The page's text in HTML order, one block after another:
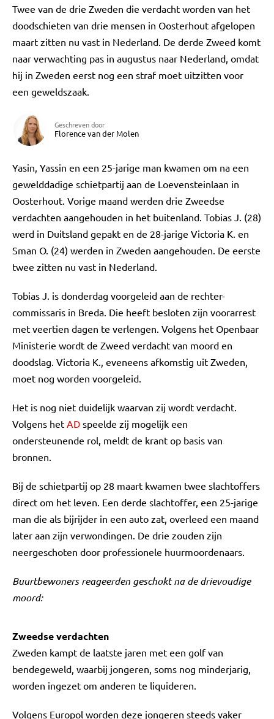
Twee van de drie Zweden die verdacht worden van het
doodschieten van drie mensen in Oosterhout afgelopen
maart zitten nu vast in Nederland. De derde Zweed komt
naar verwachting pas in augustus naar Nederland, omdat
hij in Zweden eerst nog een straf moet uitzitten voor
een geweldszaak.
Geschreven door
Florence van der Molen
Yasin, Yassin en een 25-jarige man kwamen om na een
gewelddadige schietpartij aan de Loevensteinlaan in
Oosterhout. Vorige maand werden drie Zweedse
verdachten aangehouden in het buitenland. Tobias J. (28)
werd in Duitsland gepakt en de 28-jarige Victoria K. en
Sman O. (24) werden in Zweden aangehouden. De eerste
twee zitten nu vast in Nederland.
Tobias J. is donderdag voorgeleid aan de rechter-
commissaris in Breda. Die heeft besloten zijn voorarrest
met veertien dagen te verlengen. Volgens het Openbaar
Ministerie wordt de Zweed verdacht van moord en
doodslag. Victoria K., eveneens afkomstig uit Zweden,
moet nog worden voorgeleid.
Het is nog niet duidelijk waarvan zij wordt verdacht.
Volgens het AD speelde zij mogelijk een
ondersteunende rol, meldt de krant op basis van
bronnen.
Bij de schietpartij op 28 maart kwamen twee slachtoffers
direct om het leven. Een derde slachtoffer, een 25-jarige
man die als bijrijder in een auto zat, overleed een maand
later aan zijn verwondingen. De drie zouden zijn
neergeschoten door professionele huurmoordenaars.
Buurtbewoners reageerden geschokt na de drievoudige
moord:
Zweedse verdachten
Zweden kampt de laatste jaren met een golf van
bendegeweld, waarbij jongeren, soms nog minderjarig,
worden ingezet om anderen te liquideren.
Volgens Europol worden deze jongeren steeds vaker